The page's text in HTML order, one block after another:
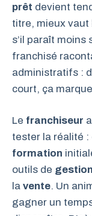
prêt devient
titre, mieux vaut
s’il paraît moins
franchisé
administratifs :
court, ça
Le franchiseur
tester la réalité :
formation
outils de gestion
la vente. Un
gagner un